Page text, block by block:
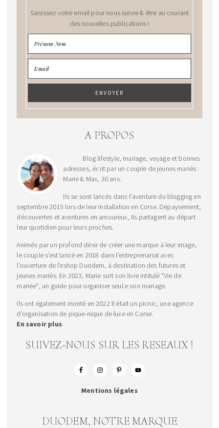
Saisissez votre email pour nous suivre & être au courant
des nouvelles publications !
A PROPOS
Blog lifestyle, mariage, voyage et bonnes
adresses, écrit par un couple de jeunes mariés :
Marie & Max, 30 ans.
Ils se sont lancés dans l'aventure du blogging en
septembre 2015 lors de leur installation en Corse. Dépaysement,
découvertes et aventures en amoureux, ils partagent au départ
leur quotidien pour leurs proches.
Animés par un profond désir de créer une marque à leur image,
le couple s’est lancé en 2018 dans l’entreprenariat avec
l'ouverture de l'eshop Duodem, à destination des futures et
jeunes mariés. En 2023, Marie sort son livre intitulé "Vie de
mariée", un guide pour organiser seul.e son mariage.
Ils ont également monté en 2022 Il était un picnic, une agence
d'organisation de pique-nique de luxe en Corse.
En savoir plus
SUIVEZ-NOUS SUR LES RESEAUX !
Mentions légales
DUODEM, NOTRE MARQUE